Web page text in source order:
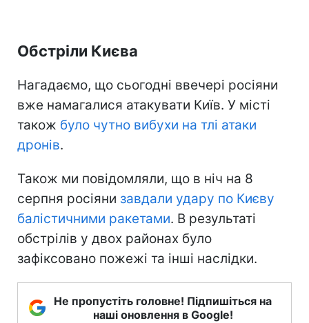
Обстріли Києва
Нагадаємо, що сьогодні ввечері росіяни
вже намагалися атакувати Київ. У місті
також було чутно вибухи на тлі атаки
дронів.
Також ми повідомляли, що в ніч на 8
серпня росіяни завдали удару по Києву
балістичними ракетами. В результаті
обстрілів у двох районах було
зафіксовано пожежі та інші наслідки.
Не пропустіть головне! Підпишіться на
наші оновлення в Google!